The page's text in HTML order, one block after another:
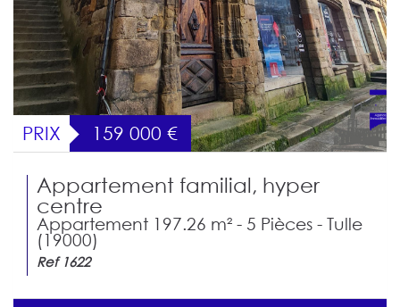
PRIX 159 000 €
Appartement familial, hyper
centre
Appartement 197.26 m² - 5 Pièces - Tulle
(19000)
Ref 1622